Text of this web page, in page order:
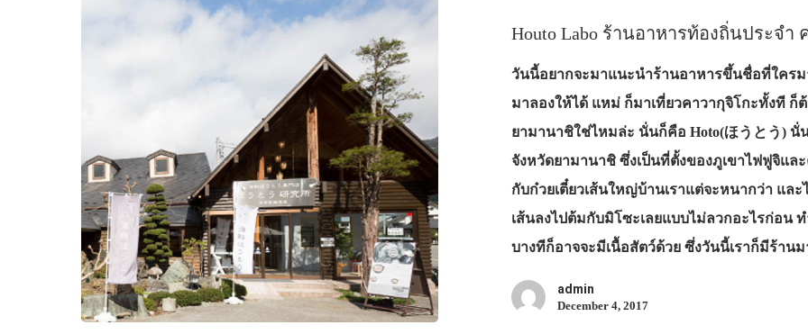
Houto Labo ร้านอาหารท้องถิ่นประจำ
วันนี้อยากจะมาแนะนำร้านอาหารขึ้นชื่อที่ใครม
มาลองให้ได้ แหม่ ก็มาเที่ยวคาวากุจิโกะทั้งที
ยามานาชิใช่ไหมล่ะ นั่นก็คือ Hoto(ほうとう) นั่
จังหวัดยามานาชิ ซึ่งเป็นที่ตั้งของภูเขาไฟฟูจิแ
กับก๋วยเตี๋ยวเส้นใหญ่บ้านเราแต่จะหนากว่า แล
เส้นลงไปต้มกับมิโซะเลยแบบไม่ลวกอะไรก่อน
บางทีก็อาจจะมีเนื้อสัตว์ด้วย ซึ่งวันนี้เราก็มีร้าน
admin
December 4, 2017